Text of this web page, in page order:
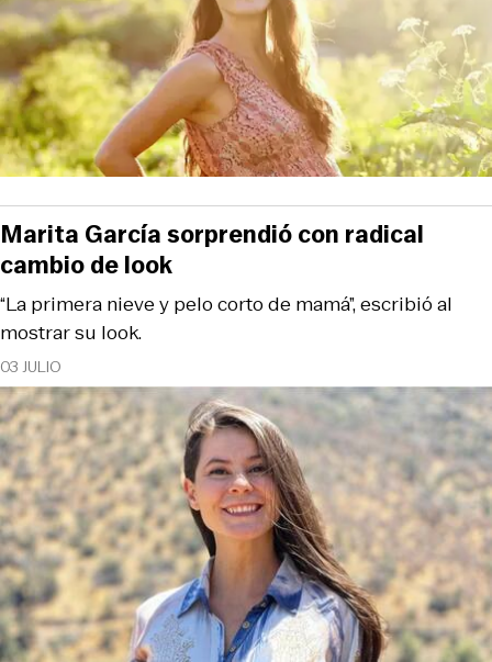
03 JULIO
“La primera nieve y pelo corto de mamá”, escribió al
mostrar su look.
Marita García sorprendió con radical
cambio de look